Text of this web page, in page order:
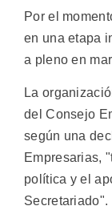
Por el
en una etapa
a pleno en
La
del Consejo
según una
Empresarias,
política y el
Secretariado".